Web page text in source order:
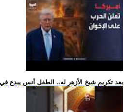
.. بعد تكريم شيخ الأزهر له.. الطفل أنس يبدع في